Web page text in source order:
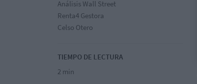
Análisis Wall Street
Renta4 Gestora
Celso Otero
TIEMPO DE LECTURA
2 min